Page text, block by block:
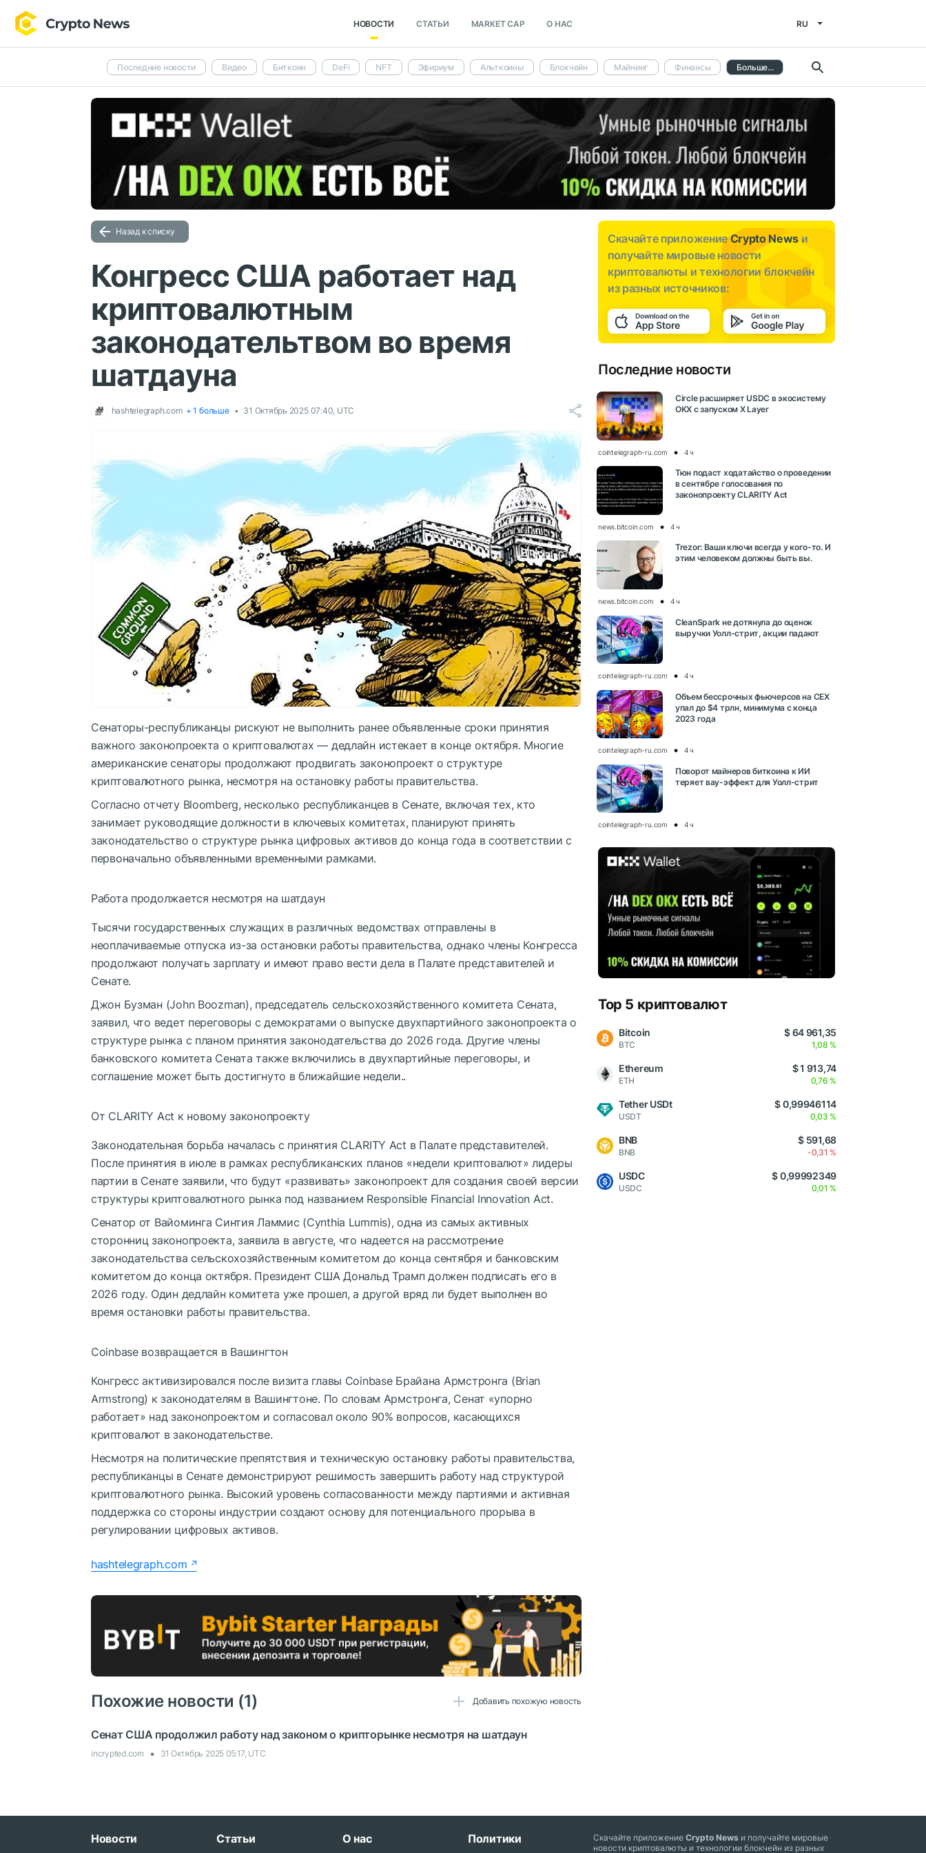
НОВОСТИ СТАТЬИ MARKET CAP О НАС RU
Последние новости Видео Биткоин DeFi NFT Эфириум Альткоины Блокчейн Майнинг Финансы Больше...
Назад к списку
Конгресс США работает над
криптовалютным
законодательтвом во время
шатдауна
hashtelegraph.com + 1 больше 31 Октябрь 2025 07:40, UTC
Сенаторы-республиканцы рискуют не выполнить ранее объявленные сроки принятия
важного законопроекта о криптовалютах — дедлайн истекает в конце октября. Многие
американские сенаторы продолжают продвигать законопроект о структуре
криптовалютного рынка, несмотря на остановку работы правительства.
Согласно отчету Bloomberg, несколько республиканцев в Сенате, включая тех, кто
занимает руководящие должности в ключевых комитетах, планируют принять
законодательство о структуре рынка цифровых активов до конца года в соответствии с
первоначально объявленными временными рамками.
Работа продолжается несмотря на шатдаун
Тысячи государственных служащих в различных ведомствах отправлены в
неоплачиваемые отпуска из-за остановки работы правительства, однако члены Конгресса
продолжают получать зарплату и имеют право вести дела в Палате представителей и
Сенате.
Джон Бузман (John Boozman), председатель сельскохозяйственного комитета Сената,
заявил, что ведет переговоры с демократами о выпуске двухпартийного законопроекта о
структуре рынка с планом принятия законодательства до 2026 года. Другие члены
банковского комитета Сената также включились в двухпартийные переговоры, и
соглашение может быть достигнуто в ближайшие недели..
От CLARITY Act к новому законопроекту
Законодательная борьба началась с принятия CLARITY Act в Палате представителей.
После принятия в июле в рамках республиканских планов «недели криптовалют» лидеры
партии в Сенате заявили, что будут «развивать» законопроект для создания своей версии
структуры криптовалютного рынка под названием Responsible Financial Innovation Act.
Сенатор от Вайоминга Синтия Ламмис (Cynthia Lummis), одна из самых активных
сторонниц законопроекта, заявила в августе, что надеется на рассмотрение
законодательства сельскохозяйственным комитетом до конца сентября и банковским
комитетом до конца октября. Президент США Дональд Трамп должен подписать его в
2026 году. Один дедлайн комитета уже прошел, а другой вряд ли будет выполнен во
время остановки работы правительства.
Coinbase возвращается в Вашингтон
Конгресс активизировался после визита главы Coinbase Брайана Армстронга (Brian
Armstrong) к законодателям в Вашингтоне. По словам Армстронга, Сенат «упорно
работает» над законопроектом и согласовал около 90% вопросов, касающихся
криптовалют в законодательстве.
Несмотря на политические препятствия и техническую остановку работы правительства,
республиканцы в Сенате демонстрируют решимость завершить работу над структурой
криптовалютного рынка. Высокий уровень согласованности между партиями и активная
поддержка со стороны индустрии создают основу для потенциального прорыва в
регулировании цифровых активов.
hashtelegraph.com
Похожие новости (1) Добавить похожую новость
Сенат США продолжил работу над законом о крипторынке несмотря на шатдаун
incrypted.com 31 Октябрь 2025 05:17, UTC
Скачайте приложениеCrypto News и
получайте мировые новости
криптовалюты и технологии блокчейн
из разных источников:
Последние новости
Circle расширяет USDC в экосистему
OKX с запуском X Layer
cointelegraph-ru.com 4 ч
Тюн подаст ходатайство о проведении
в сентябре голосования по
законопроекту CLARITY Act
news.bitcoin.com 4 ч
Trezor: Ваши ключи всегда у кого-то. И
этим человеком должны быть вы.
news.bitcoin.com 4 ч
CleanSpark не дотянула до оценок
выручки Уолл-стрит, акции падают
cointelegraph-ru.com 4 ч
Объем бессрочных фьючерсов на CEX
упал до $4 трлн, минимума с конца
2023 года
cointelegraph-ru.com 4 ч
Поворот майнеров биткоина к ИИ
теряет вау-эффект для Уолл-стрит
cointelegraph-ru.com 4 ч
Top 5 криптовалют
Bitcoin
BTC
$ 64 961,35
1,08 %
Ethereum
ETH
$ 1 913,74
0,76 %
Tether USDt
USDT
$ 0,99946114
0,03 %
BNB
BNB
$ 591,68
-0,31 %
USDC
USDC
$ 0,99992349
0,01 %
Новости Статьи О нас Политики Скачайте приложениеCrypto News и получайте мировые
новости криптовалюты и технологии блокчейн из разных